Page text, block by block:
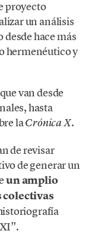
proyecto
un análisis
hace más
hermenéutico y
van desde
hasta
laCrónica X.
de revisar
de generar un
un amplio
colectivas